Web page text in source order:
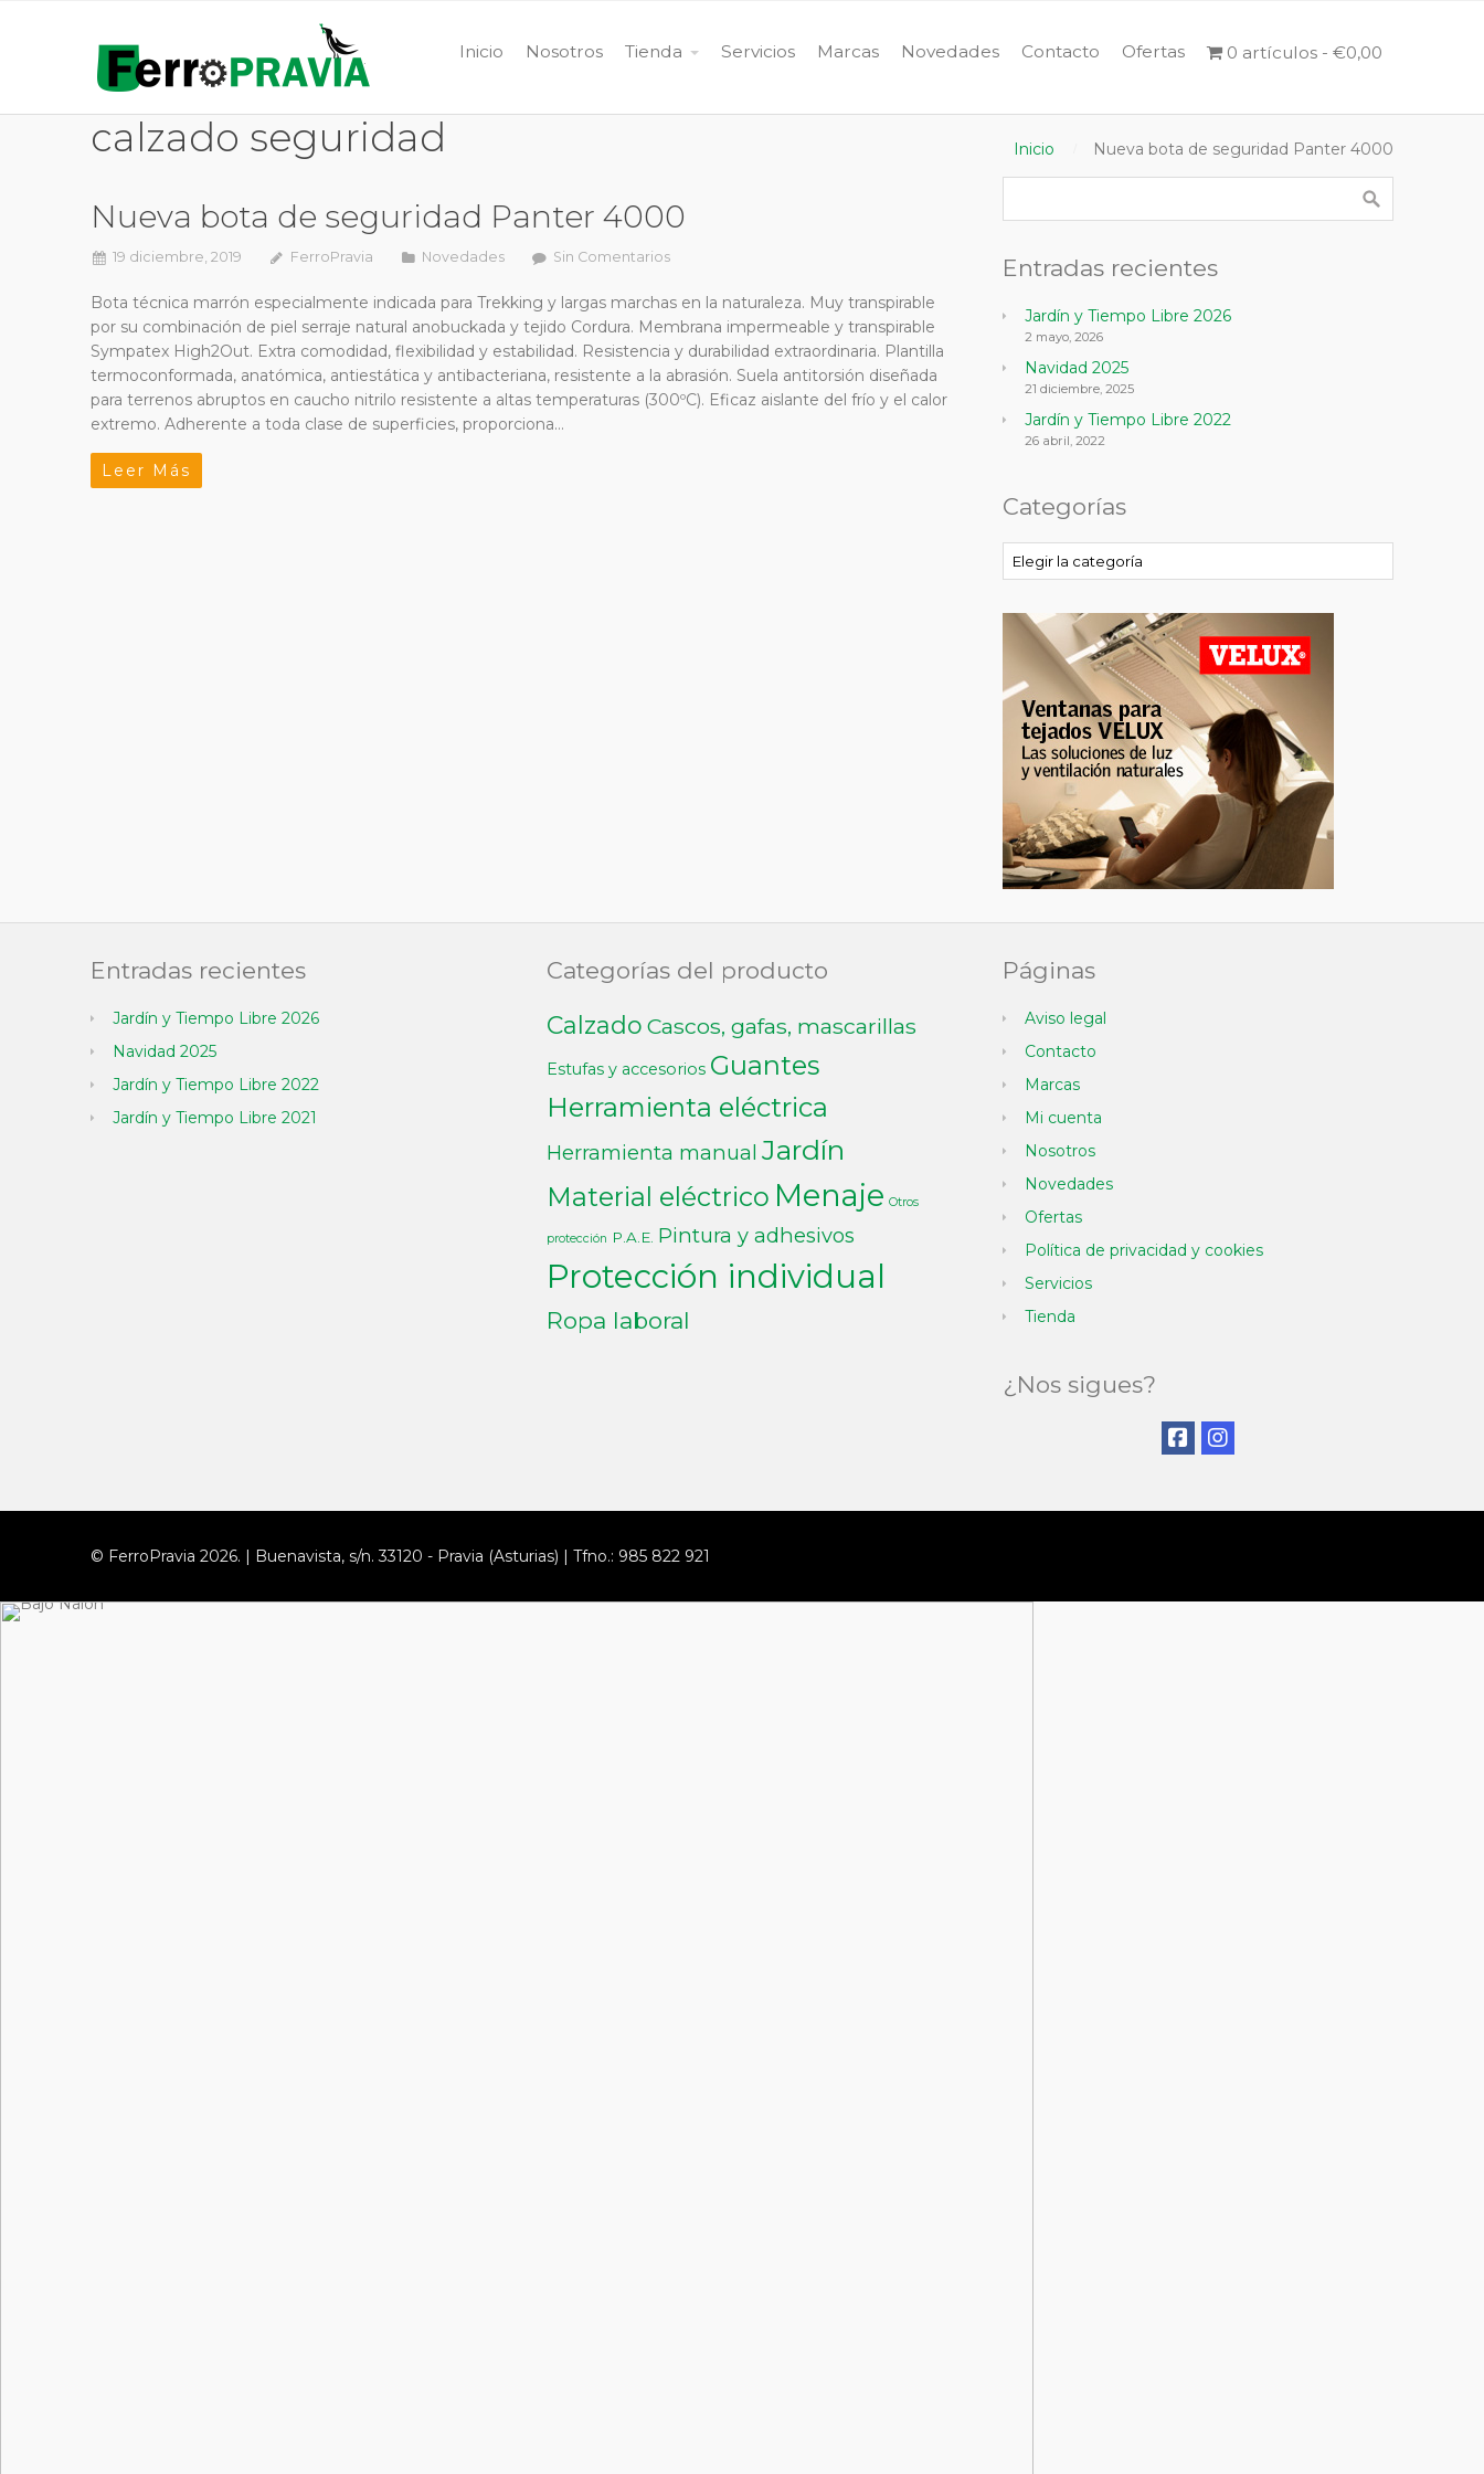
Inicio Nosotros Tienda Servicios Marcas Novedades Contacto Ofertas 0 artículos €0,00
calzado seguridad Inicio Nueva bota de seguridad Panter 4000
Nueva bota de seguridad Panter 4000
19 diciembre, 2019 FerroPravia Novedades Sin Comentarios
Bota técnica marrón especialmente indicada para Trekking y largas marchas en la naturaleza. Muy transpirable
por su combinación de piel serraje natural anobuckada y tejido Cordura. Membrana impermeable y transpirable
Sympatex High2Out. Extra comodidad, flexibilidad y estabilidad. Resistencia y durabilidad extraordinaria. Plantilla
termoconformada, anatómica, antiestática y antibacteriana, resistente a la abrasión. Suela antitorsión diseñada
para terrenos abruptos en caucho nitrilo resistente a altas temperaturas (300ºC). Eficaz aislante del frío y el calor
extremo. Adherente a toda clase de superficies, proporciona…
Leer Más
Entradas recientes
Jardín y Tiempo Libre 2026
2 mayo, 2026
Navidad 2025
21 diciembre, 2025
Jardín y Tiempo Libre 2022
26 abril, 2022
Categorías
Categorías
Entradas recientes
Jardín y Tiempo Libre 2026
Navidad 2025
Jardín y Tiempo Libre 2022
Jardín y Tiempo Libre 2021
Categorías del producto
Calzado Cascos, gafas, mascarillas
Estufas y accesorios Guantes
Herramienta eléctrica
Herramienta manual Jardín
Material eléctrico Menaje Otros
protección P.A.E. Pintura y adhesivos
Protección individual
Ropa laboral
Páginas
Aviso legal
Contacto
Marcas
Mi cuenta
Nosotros
Novedades
Ofertas
Política de privacidad y cookies
Servicios
Tienda
¿Nos sigues?
© FerroPravia 2026. | Buenavista, s/n. 33120 - Pravia (Asturias) | Tfno.: 985 822 921